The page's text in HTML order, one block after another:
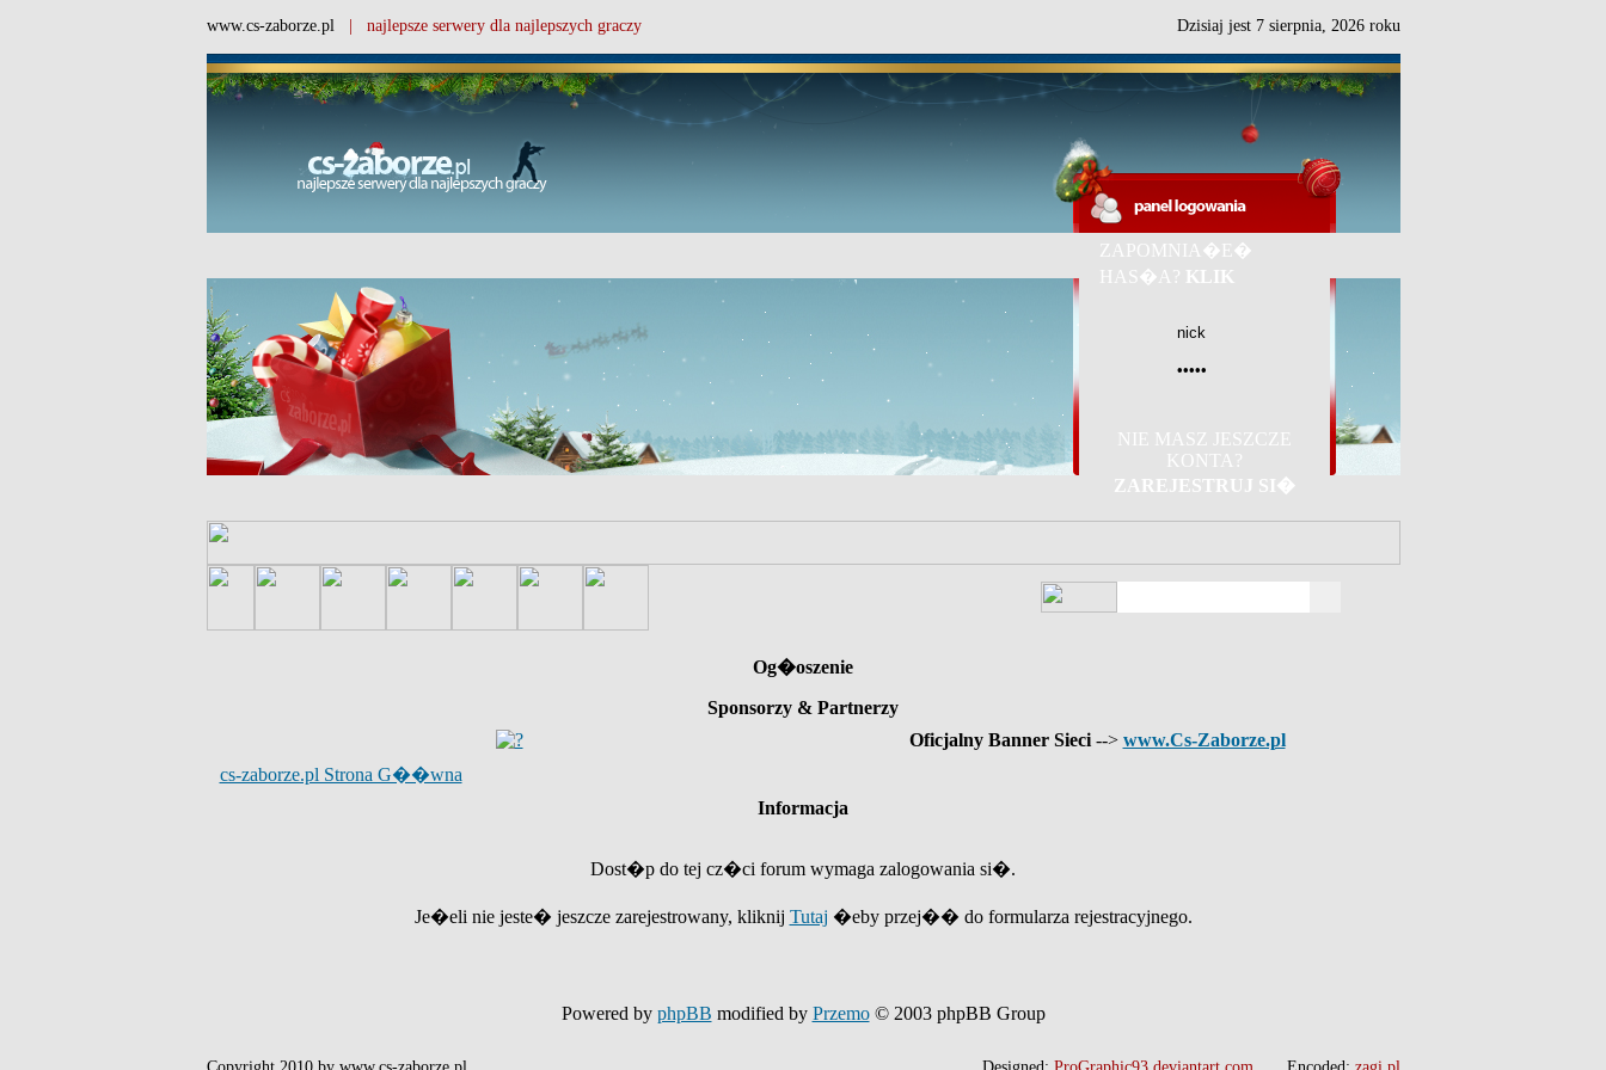
www.cs-zaborze.pl | najlepsze serwery dla najlepszych graczy Dzisiaj jest 7 sierpnia, 2026 roku
ZAPOMNIA�E�
HAS�A? KLIK
NIE MASZ JESZCZE
KONTA?
ZAREJESTRUJ SI�
Og�oszenie
Sponsorzy & Partnerzy
Oficjalny Banner Sieci --> www.Cs-Zaborze.pl
cs-zaborze.pl Strona G��wna
Informacja
Dost�p do tej cz�ci forum wymaga zalogowania si�.
Je�eli nie jeste� jeszcze zarejestrowany, kliknij Tutaj �eby przej�� do formularza rejestracyjnego.
Powered by phpBB modified by Przemo© 2003 phpBB Group